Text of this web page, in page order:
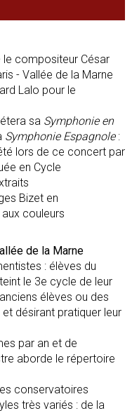
le compositeur César
- Vallée de la Marne
Lalo pour le
sa Symphonie en
Symphonie Espagnole:
lors de ce concert par
en Cycle
Bizet en
couleurs
de la Marne
: élèves du
le 3e cycle de leur
élèves ou des
désirant pratiquer leur
par an et de
aborde le répertoire
conservatoires
très variés : de la